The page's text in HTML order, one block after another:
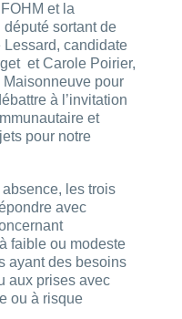
et la
député sortant de
candidate
et Carole Poirier,
pour
à l’invitation
et
pour notre
les trois
avec
faible ou modeste
ayant des besoins
aux prises avec
ou à risque